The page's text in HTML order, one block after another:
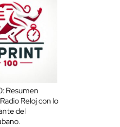
Resumen
Reloj con lo
del